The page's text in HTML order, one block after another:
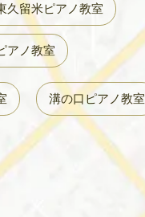
久留米ピアノ教室
アノ教室
溝の口ピアノ教室